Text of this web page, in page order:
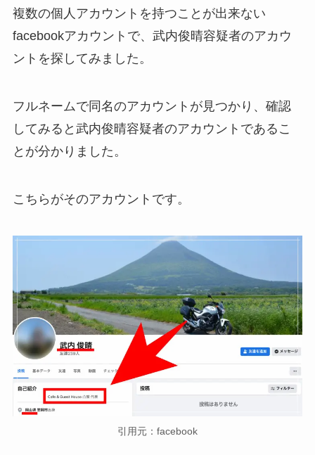
複数の個人アカウントを持つことが出来ない
facebookアカウントで、武内俊晴容疑者のアカウ
ントを探してみました。
フルネームで同名のアカウントが見つかり、確認
してみると武内俊晴容疑者のアカウントであるこ
とが分かりました。
こちらがそのアカウントです。
引用元：facebook